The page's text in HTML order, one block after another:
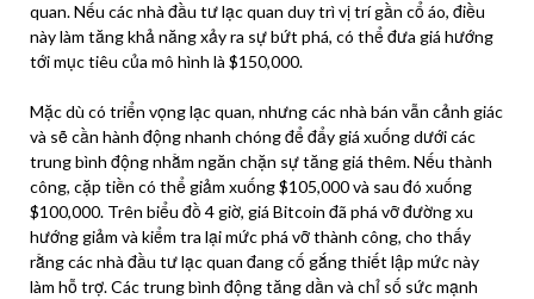
quan. Nếu các nhà đầu tư lạc quan duy trì vị trí gần cổ áo, điều
này làm tăng khả năng xảy ra sự bứt phá, có thể đưa giá hướng
tới mục tiêu của mô hình là $150,000.
Mặc dù có triển vọng lạc quan, nhưng các nhà bán vẫn cảnh giác
và sẽ cần hành động nhanh chóng để đẩy giá xuống dưới các
trung bình động nhằm ngăn chặn sự tăng giá thêm. Nếu thành
công, cặp tiền có thể giảm xuống $105,000 và sau đó xuống
$100,000. Trên biểu đồ 4 giờ, giá Bitcoin đã phá vỡ đường xu
hướng giảm và kiểm tra lại mức phá vỡ thành công, cho thấy
rằng các nhà đầu tư lạc quan đang cố gắng thiết lập mức này
làm hỗ trợ. Các trung bình động tăng dần và chỉ số sức mạnh